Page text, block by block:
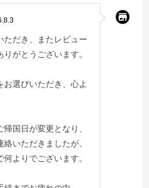
ただき、またレビュー
がとうございます。
選びいただき、心よ
国日が変更となり、
いただきましたが、
よりでございます。